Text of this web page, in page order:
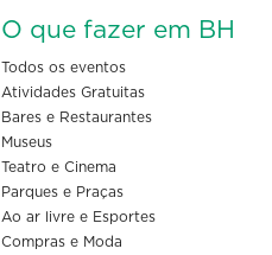
O que fazer em BH
Todos os eventos
Atividades Gratuitas
Bares e Restaurantes
Museus
Teatro e Cinema
Parques e Praças
Ao ar livre e Esportes
Compras e Moda